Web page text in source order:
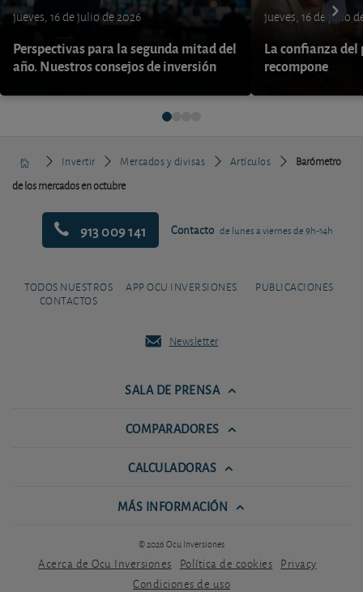
jueves, 16 de julio de 2026
Perspectivas para la segunda mitad del
año. Nuestros consejos de inversión
jueves, 16 de julio
La confianza del
recompone
Invertir Mercados y divisas Artículos
Barómetro
de los mercados en octubre
913 009 141 Contacto de lunes a viernes de 9h-14h
TODOS NUESTROS
CONTACTOS
APP OCU INVERSIONES PUBLICACIONES
Newsletter
SALA DE PRENSA
COMPARADORES
CALCULADORAS
MÁS INFORMACIÓN
© 2026 Ocu Inversiones
Acerca de Ocu Inversiones Política de cookies Privacy
Condiciones de uso